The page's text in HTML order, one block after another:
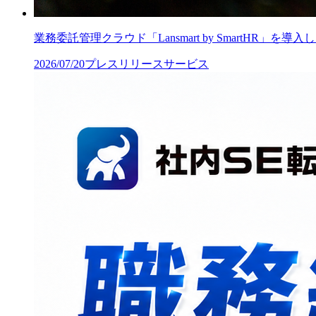
業務委託管理クラウド「Lansmart by SmartHR」を導入
2026/07/20プレスリリースサービス